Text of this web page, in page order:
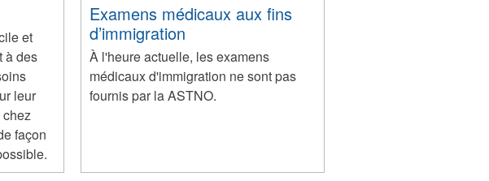
et
à des
leur
chez
façon
Examens médicaux aux fins
d’immigration
À l'heure actuelle, les examens
médicaux d'immigration ne sont pas
fournis par la ASTNO.